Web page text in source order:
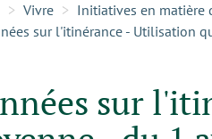
Vivre Initiatives en matière
sur l'itinérance - Utilisation
sur